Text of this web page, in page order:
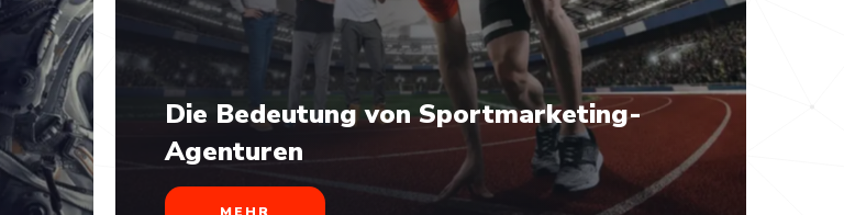
Die Bedeutung von Sportmarketing-
Agenturen